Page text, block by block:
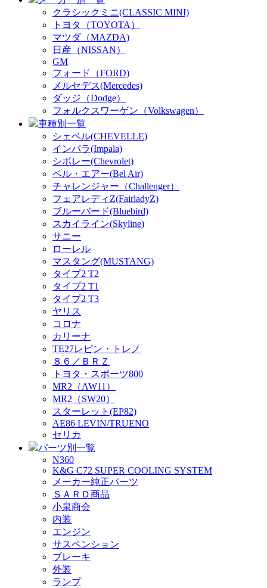
クラシックミニ(CLASSIC MINI)
トヨタ（TOYOTA）
マツダ（MAZDA)
日産（NISSAN）
GM
フォード（FORD)
メルセデス(Mercedes)
ダッジ（Dodge）
フォルクスワーゲン（Volkswagen）
車種別一覧
シェベル(CHEVELLE)
インパラ(Impala)
シボレー(Chevrolet)
ベル・エアー(Bel Air)
チャレンジャー（Challenger）
フェアレディZ(FairladyZ)
ブルーバード(Bluebird)
スカイライン(Skyline)
サニー
ローレル
マスタング(MUSTANG)
タイプ2 T2
タイプ2 T1
タイプ2 T3
ヤリス
コロナ
カリーナ
TE27レビン・トレノ
８６／ＢＲＺ
トヨタ・スポーツ800
MR2（AW11）
MR2（SW20）
スターレット(EP82)
AE86 LEVIN/TRUENO
セリカ
パーツ別一覧
N360
K&G C72 SUPER COOLING SYSTEM
メーカー純正パーツ
ＳＡＲＤ商品
小泉商会
内装
エンジン
サスペンション
ブレーキ
外装
ランプ